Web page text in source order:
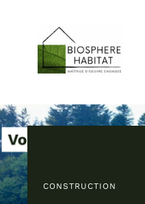
content
Construire mon projet
A propos
CONSTRUCTION